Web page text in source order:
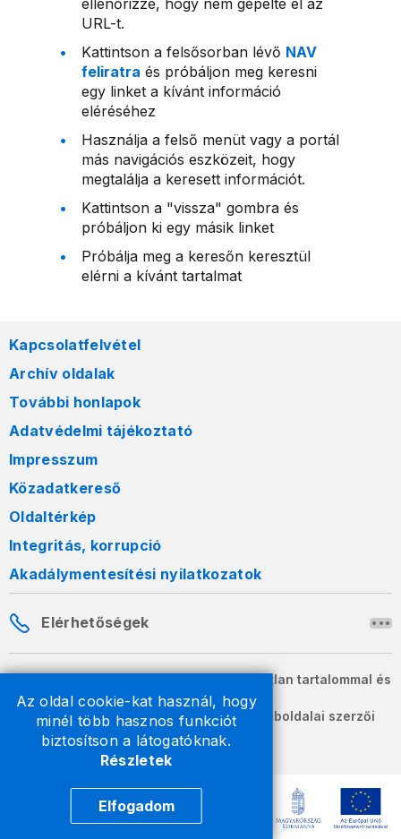
Az oldal cookie-kat használ, hogy
minél több hasznos funkciót
biztosítson a látogatóknak.
Részletek
Elfogadom
URL-t.
Kattintson a felsősorban lévő NAV
feliratra és próbáljon meg keresni
egy linket a kívánt információ
eléréséhez
Használja a felső menüt vagy a portál
más navigációs eszközeit, hogy
megtalálja a keresett információt.
Kattintson a "vissza" gombra és
próbáljon ki egy másik linket
Próbálja meg a keresőn keresztül
elérni a kívánt tartalmat
Kapcsolatfelvétel
Archív oldalak
További honlapok
Adatvédelmi tájékoztató
Impresszum
Közadatkereső
Oldaltérkép
Integritás, korrupció
Akadálymentesítési nyilatkozatok
Elérhetőségek
A honlapon szereplő információk változatlan tartalommal és
formában szabadon terjeszthetők.
2026 © A Nemzeti Adó- és Vámhivatal weboldalai szerzői
jogvédelem alatt állnak.